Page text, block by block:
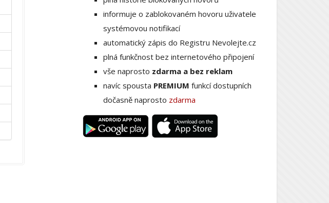
informuje o zablokovaném hovoru uživatele
systémovou notifikací
automatický zápis do Registru Nevolejte.cz
plná funkčnost bez internetového připojení
vše naprosto zdarma a bez reklam
navíc spousta PREMIUM funkcí dostupních
dočasně naprosto zdarma